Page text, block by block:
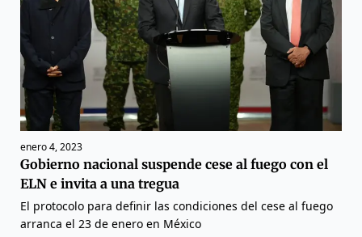
enero 4, 2023
Gobierno nacional suspende cese al fuego con el
ELN e invita a una tregua
El protocolo para definir las condiciones del cese al fuego
arranca el 23 de enero en México